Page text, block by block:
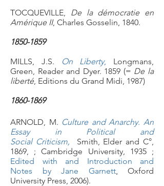
TOCQUEVILLE, De la démocratie en
Amérique II, Charles Gosselin, 1840.
1850-1859
MILLS, J.S.
On Liberty, Longmans,
Green, Reader and Dyer. 1859 (= De la
liberté, Editions du Grand Midi, 1987)
1860-1869
ARNOLD, M. Culture and Anarchy. An
Essay in Political and
Social Criticism,
Smith, Elder and C°,
1869, ; Cambridge University, 1935 ;
Edited with and Introduction and
Notes by Jane Garnett, Oxford
University Press, 2006).